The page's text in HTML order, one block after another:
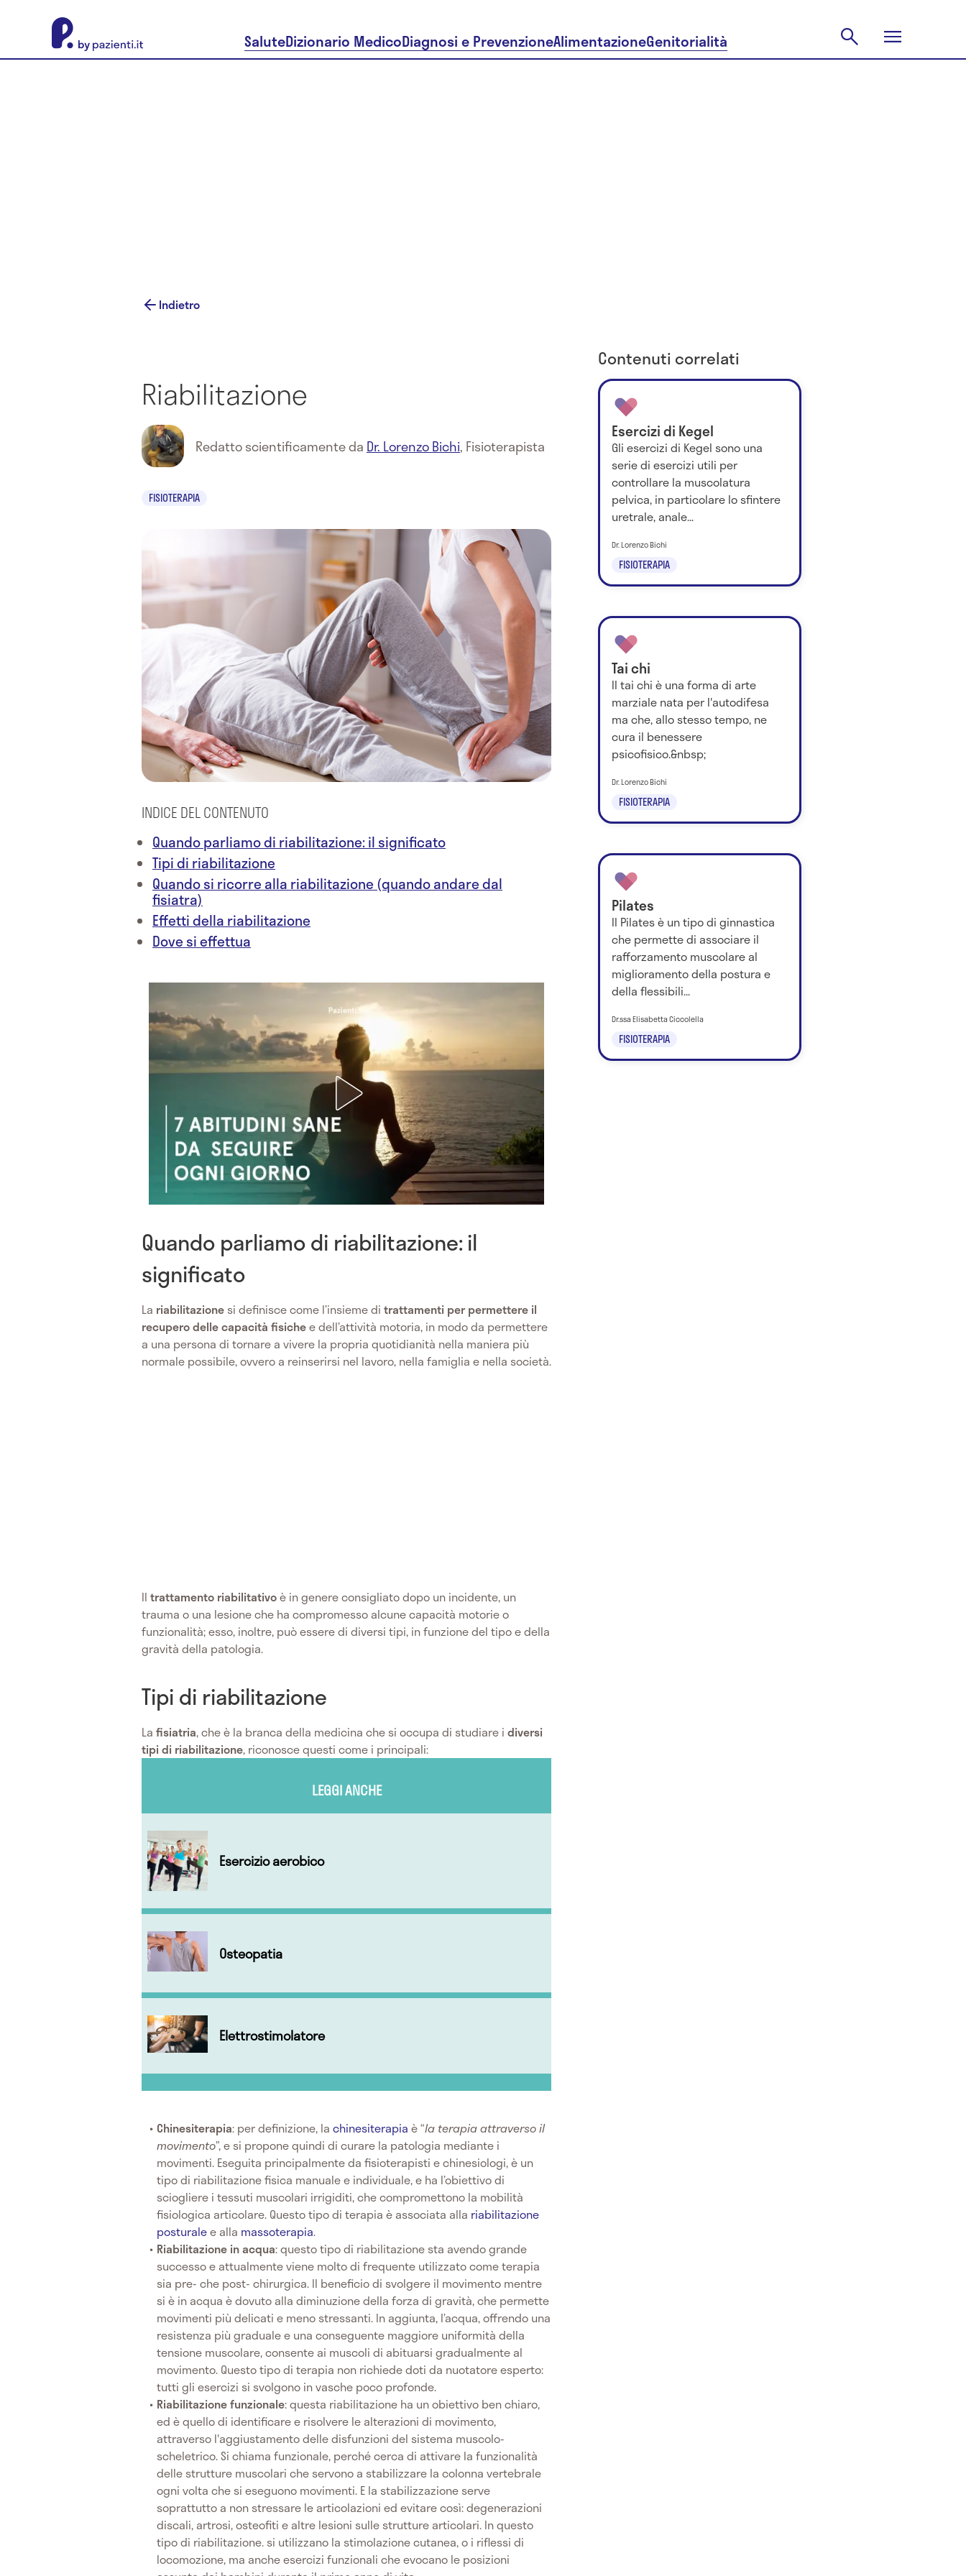
SaluteDizionario MedicoDiagnosi e PrevenzioneAlimentazioneGenitorialità
Indietro
Riabilitazione
Redatto scientificamente da Dr. Lorenzo Bichi, Fisioterapista
FISIOTERAPIA
INDICE DEL CONTENUTO
Quando parliamo di riabilitazione: il significato
Tipi di riabilitazione
Quando si ricorre alla riabilitazione (quando andare dal
fisiatra)
Effetti della riabilitazione
Dove si effettua
Quando parliamo di riabilitazione: il
significato
La riabilitazione si definisce come l’insieme di trattamenti per permettere il
recupero delle capacità fisichee dell’attività motoria, in modo da permettere
a una persona di tornare a vivere la propria quotidianità nella maniera più
normale possibile, ovvero a reinserirsi nel lavoro, nella famiglia e nella società.
Il trattamento riabilitativoè in genere consigliato dopo un incidente, un
trauma o una lesione che ha compromesso alcune capacità motorie o
funzionalità; esso, inoltre, può essere di diversi tipi, in funzione del tipo e della
gravità della patologia.
Tipi di riabilitazione
La fisiatria, che è la branca della medicina che si occupa di studiare i diversi
tipi di riabilitazione, riconosce questi come i principali:
LEGGI ANCHE
Esercizio aerobico
Osteopatia
Elettrostimolatore
Chinesiterapia: per definizione, lachinesiterapia è “la terapia attraverso il
movimento”, e si propone quindi di curare la patologia mediante i
movimenti. Eseguita principalmente da fisioterapisti e chinesiologi, è un
tipo di riabilitazione fisica manuale e individuale, e ha l’obiettivo di
sciogliere i tessuti muscolari irrigiditi, che compromettono la mobilità
fisiologica articolare. Questo tipo di terapia è associata alla riabilitazione
posturalee alla massoterapia.
Riabilitazione in acqua: questo tipo di riabilitazione sta avendo grande
successo e attualmente viene molto di frequente utilizzato come terapia
sia pre- che post- chirurgica. Il beneficio di svolgere il movimento mentre
si è in acqua è dovuto alla diminuzione della forza di gravità, che permette
movimenti più delicati e meno stressanti. In aggiunta, l’acqua, offrendo una
resistenza più graduale e una conseguente maggiore uniformità della
tensione muscolare, consente ai muscoli di abituarsi gradualmente al
movimento. Questo tipo di terapia non richiede doti da nuotatore esperto:
tutti gli esercizi si svolgono in vasche poco profonde.
Riabilitazione funzionale: questa riabilitazione ha un obiettivo ben chiaro,
ed è quello di identificare e risolvere le alterazioni di movimento,
attraverso l'aggiustamento delle disfunzioni del sistema muscolo-
scheletrico. Si chiama funzionale, perché cerca di attivare la funzionalità
delle strutture muscolari che servono a stabilizzare la colonna vertebrale
ogni volta che si eseguono movimenti. E la stabilizzazione serve
soprattutto a non stressare le articolazioni ed evitare così: degenerazioni
discali, artrosi, osteofiti e altre lesioni sulle strutture articolari. In questo
tipo di riabilitazione. si utilizzano la stimolazione cutanea, o i riflessi di
locomozione, ma anche esercizi funzionali che evocano le posizioni
Contenuti correlati
Esercizi di Kegel
Gli esercizi di Kegel sono una
serie di esercizi utili per
controllare la muscolatura
pelvica, in particolare lo sfintere
uretrale, anale...
FISIOTERAPIA
Dr. Lorenzo Bichi
Tai chi
Il tai chi è una forma di arte
marziale nata per l'autodifesa
ma che, allo stesso tempo, ne
cura il benessere
psicofisico.&nbsp;
FISIOTERAPIA
Dr. Lorenzo Bichi
Pilates
Il Pilates è un tipo di ginnastica
che permette di associare il
rafforzamento muscolare al
miglioramento della postura e
della flessibili...
FISIOTERAPIA
Dr.ssa Elisabetta Ciccolella